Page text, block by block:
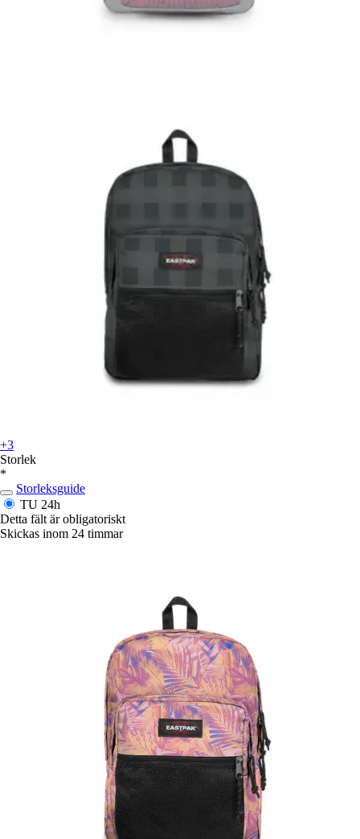
+3
Storlek
*
Storleksguide
TU 24h
Detta fält är obligatoriskt
Skickas inom 24 timmar